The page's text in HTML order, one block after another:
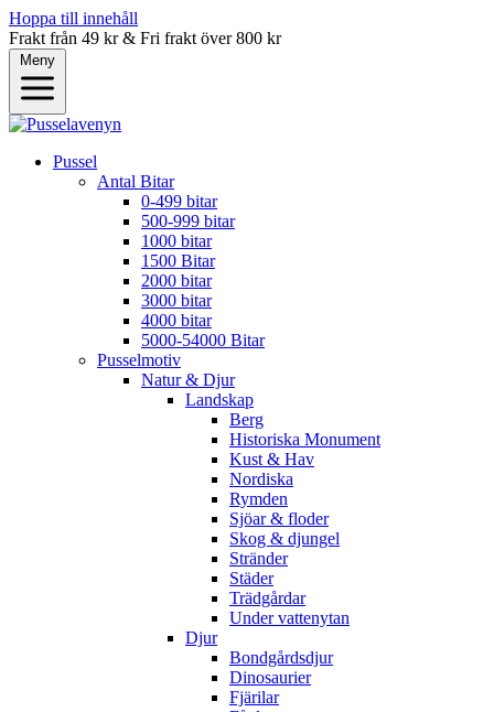
Hoppa till innehåll
Frakt från 49 kr & Fri frakt över 800 kr
Meny
Pussel
Antal Bitar
0-499 bitar
500-999 bitar
1000 bitar
1500 Bitar
2000 bitar
3000 bitar
4000 bitar
5000-54000 Bitar
Pusselmotiv
Natur & Djur
Landskap
Berg
Historiska Monument
Kust & Hav
Nordiska
Rymden
Sjöar & floder
Skog & djungel
Stränder
Städer
Trädgårdar
Under vattenytan
Djur
Bondgårdsdjur
Dinosaurier
Fjärilar